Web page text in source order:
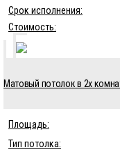
Срок исполнения:
Стоимость:
Матовый потолок в 2х
Площадь:
Тип потолка: